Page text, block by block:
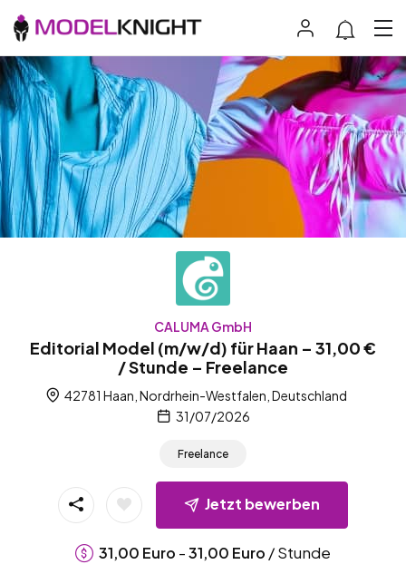
CALUMA GmbH
Editorial Model (m/w/d) für Haan – 31,00 €
/ Stunde – Freelance
42781 Haan, Nordrhein-Westfalen, Deutschland
31/07/2026
Freelance
Jetzt bewerben
31,00 Euro -31,00 Euro / Stunde